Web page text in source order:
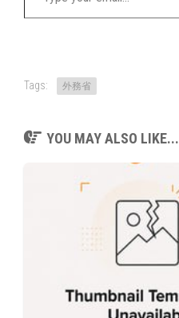
Tags: 外務省
YOU MAY ALSO LIKE...